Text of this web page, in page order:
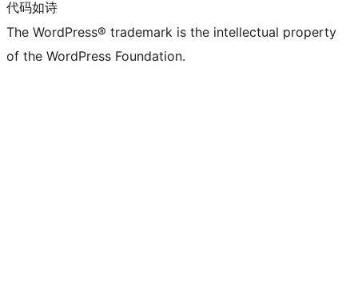
代码如诗
The WordPress® trademark is the intellectual property
of the WordPress Foundation.